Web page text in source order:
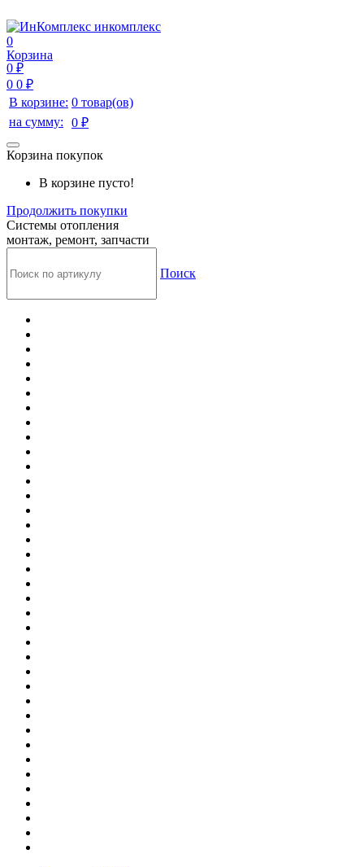
инкомплекс
0
Корзина
0 ₽
0 0 ₽
В корзине: 0 товар(ов)
на сумму:
0 ₽
Корзина покупок
В корзине пусто!
Продолжить покупки
Системы отопления
монтаж, ремонт, запчасти
Поиск